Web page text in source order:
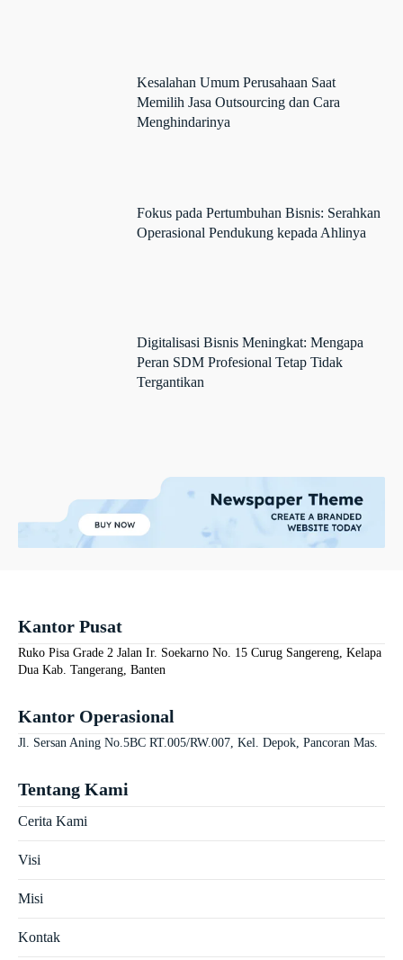
Kesalahan Umum Perusahaan Saat
Memilih Jasa Outsourcing dan Cara
Menghindarinya
Fokus pada Pertumbuhan Bisnis: Serahkan
Operasional Pendukung kepada Ahlinya
Digitalisasi Bisnis Meningkat: Mengapa
Peran SDM Profesional Tetap Tidak
Tergantikan
Kantor Pusat
Ruko Pisa Grade 2 Jalan Ir. Soekarno No. 15 Curug Sangereng, Kelapa
Dua Kab. Tangerang, Banten
Kantor Operasional
Jl. Sersan Aning No.5BC RT.005/RW.007, Kel. Depok, Pancoran Mas.
Tentang Kami
Cerita Kami
Visi
Misi
Kontak